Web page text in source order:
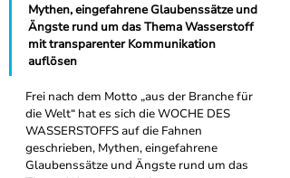
Mythen, eingefahrene Glaubenssätze und
Ängste rund um das Thema Wasserstoff
mit transparenter Kommunikation
auflösen
Frei nach dem Motto „aus der Branche für
die Welt“ hat es sich die WOCHE DES
WASSERSTOFFS auf die Fahnen
geschrieben, Mythen, eingefahrene
Glaubenssätze und Ängste rund um das